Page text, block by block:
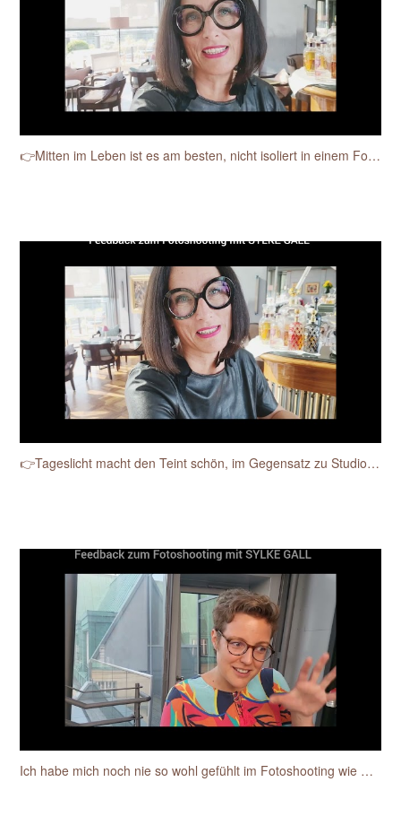
👉Mitten im Leben ist es am besten, nicht isoliert in einem Fotostudio.
👉Tageslicht macht den Teint schön, im Gegensatz zu Studioblitzen.
Ich habe mich noch nie so wohl gefühlt im Fotoshooting wie mit Sylke